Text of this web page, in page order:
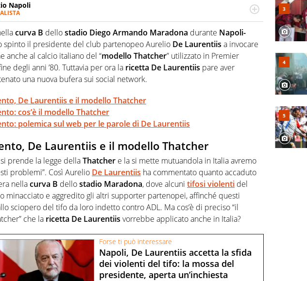
Napoli
professionista, per Virgilio Sport segue anche il calcio ma è con la
che esalta competenze e passioni. Cura la comunicazione di HaBaWaBa, il
festival di waterpolo per bambini al mondo
curva B dellostadio Diego Armando Maradona durante Napoli-
spinto il presidente del club partenopeo Aurelio De Laurentiis a invocare
anche al calcio italiano del “modello Thatcher” utilizzato in Premier
degli anni ’80. Tuttavia per ora la ricetta De Laurentiis pare aver
una nuova bufera sui social network.
De Laurentiis e il modello Thatcher
cos’è il modello Thatcher
polemica sul web per le parole di De Laurentiis
De Laurentiis e il modello Thatcher
prende la legge dellaThatcher e la si mette mutuandola in Italia avremo
problemi”. Così Aurelio De Laurentiis ha commentato quanto accaduto
nellacurva B dellostadio Maradona, dove alcuni tifosi violenti del
minacciato e aggredito gli altri supporter partenopei, affinché questi
sciopero del tifo da loro indetto contro ADL. Ma cos’è di preciso “il
che la ricetta De Laurentiis vorrebbe applicato anche in Italia?
Forse ti può interessare
Napoli, De Laurentiis accetta la sfida
dei violenti del tifo: la mossa del
presidente, aperta un’inchiesta